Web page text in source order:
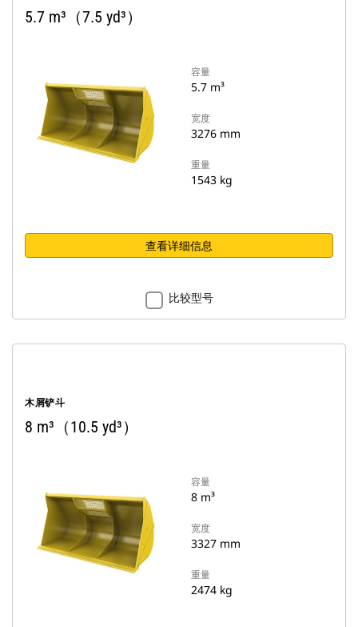
5.7 m³（7.5 yd³）
容量
5.7 m³
宽度
3276 mm
重量
1543 kg
查看详细信息
比较型号
木屑铲斗
8 m³（10.5 yd³）
容量
8 m³
宽度
3327 mm
重量
2474 kg